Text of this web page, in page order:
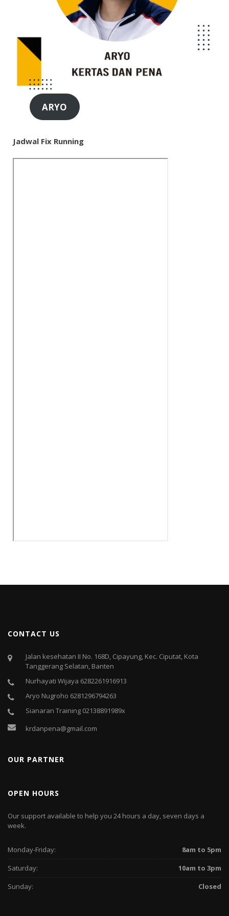
ARYO
Jadwal Fix Running
CONTACT US
Jalan kesehatan II No. 168D, Cipayung, Kec. Ciputat, Kota
Tanggerang Selatan, Banten
Nurhayati Wijaya 6282261916913
Aryo Nugroho 6281296794263
Sianaran Training 02138891989x
krdanpena@gmail.com
OUR PARTNER
OPEN HOURS
Our support available to help you 24 hours a day, seven days a
week.
Monday-Friday:
8am to 5pm
Saturday:
10am to 3pm
Sunday:
Closed